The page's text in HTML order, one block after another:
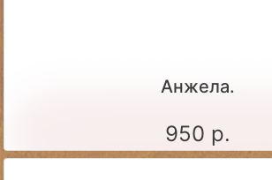
Анжела.
950 р.